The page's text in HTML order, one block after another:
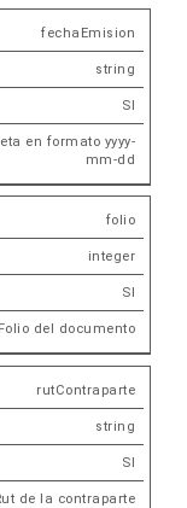
fechaEmision
string
SI
en formato yyyy-
mm-dd
folio
integer
SI
del documento
rutContraparte
string
SI
de la contraparte